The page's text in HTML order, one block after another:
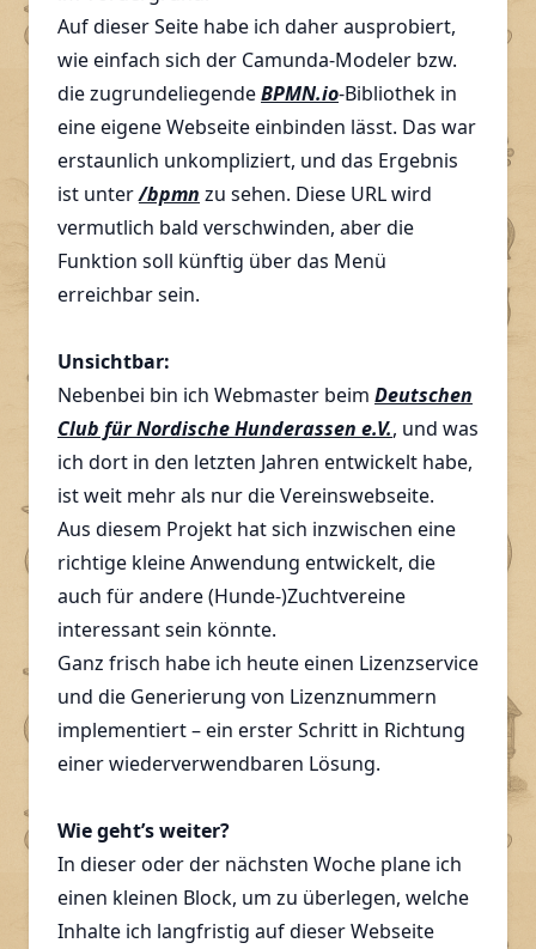
Auf dieser Seite habe ich daher ausprobiert,
wie einfach sich der Camunda-Modeler bzw.
die zugrundeliegendeBPMN.io-Bibliothek in
eine eigene Webseite einbinden lässt. Das war
erstaunlich unkompliziert, und das Ergebnis
ist unter/bpmn zu sehen. Diese URL wird
vermutlich bald verschwinden, aber die
Funktion soll künftig über das Menü
erreichbar sein.
Unsichtbar:
Nebenbei bin ich Webmaster beim Deutschen
Club für Nordische Hunderassen e.V., und was
ich dort in den letzten Jahren entwickelt habe,
ist weit mehr als nur die Vereinswebseite.
Aus diesem Projekt hat sich inzwischen eine
richtige kleine Anwendung entwickelt, die
auch für andere (Hunde-)Zuchtvereine
interessant sein könnte.
Ganz frisch habe ich heute einen Lizenzservice
und die Generierung von Lizenznummern
implementiert – ein erster Schritt in Richtung
einer wiederverwendbaren Lösung.
Wie geht’s weiter?
In dieser oder der nächsten Woche plane ich
einen kleinen Block, um zu überlegen, welche
Inhalte ich langfristig auf dieser Webseite